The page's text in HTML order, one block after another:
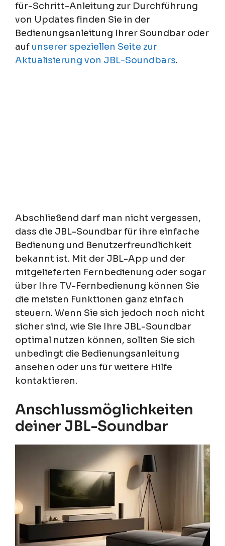
für-Schritt-Anleitung zur Durchführung
von Updates finden Sie in der
Bedienungsanleitung Ihrer Soundbar oder
auf unserer speziellen Seite zur
Aktualisierung von JBL-Soundbars.
Abschließend darf man nicht vergessen,
dass die JBL-Soundbar für ihre einfache
Bedienung und Benutzerfreundlichkeit
bekannt ist. Mit der JBL-App und der
mitgelieferten Fernbedienung oder sogar
über Ihre TV-Fernbedienung können Sie
die meisten Funktionen ganz einfach
steuern. Wenn Sie sich jedoch noch nicht
sicher sind, wie Sie Ihre JBL-Soundbar
optimal nutzen können, sollten Sie sich
unbedingt die Bedienungsanleitung
ansehen oder uns für weitere Hilfe
kontaktieren.
Anschlussmöglichkeiten
deiner JBL-Soundbar